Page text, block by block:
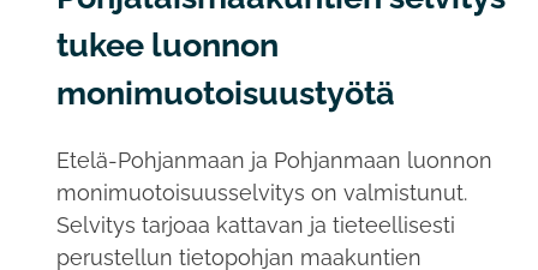
tukee luonnon
monimuotoisuustyötä
Etelä-Pohjanmaan ja Pohjanmaan luonnon
monimuotoisuusselvitys on valmistunut.
Selvitys tarjoaa kattavan ja tieteellisesti
perustellun tietopohjan maakuntien